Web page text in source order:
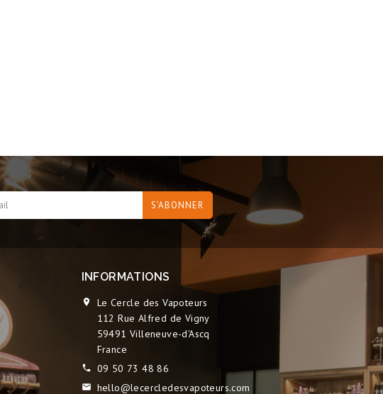
INFORMATIONS

Le Cercle des Vapoteurs
112 Rue Alfred de Vigny
59491 Villeneuve-d'Ascq
France
 09 50 73 48 86
 hello@lecercledesvapoteurs.com